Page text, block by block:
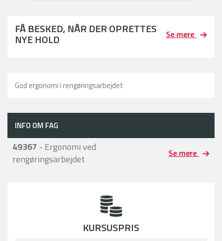
FÅ BESKED, NÅR DER OPRETTES
NYE HOLD Se mere
God ergonomi i rengøringsarbejdet
INFO OM FAG
49367 - Ergonomi ved
rengøringsarbejdet
Se mere
KURSUSPRIS